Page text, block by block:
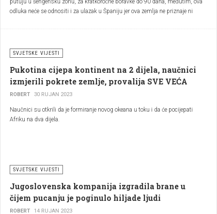
putuju u šengensku zonu, za kratkoročne boravke do 90 dana, međutim, ova
odluka neće se odnositi i za ulazak u Španiju jer ova zemlja ne priznaje ni
Prištini.
SVJETSKE VIJESTI
Pukotina cijepa kontinent na 2 dijela, naučnici
izmjerili pokrete zemlje, provalija SVE VEĆA
ROBERT 30 RUJAN 2023
Naučnici su otkrili da je formiranje novog okeana u toku i da će pocijepati
Afriku na dva dijela.
SVJETSKE VIJESTI
Jugoslovenska kompanija izgradila brane u
čijem pucanju je poginulo hiljade ljudi
ROBERT 14 RUJAN 2023